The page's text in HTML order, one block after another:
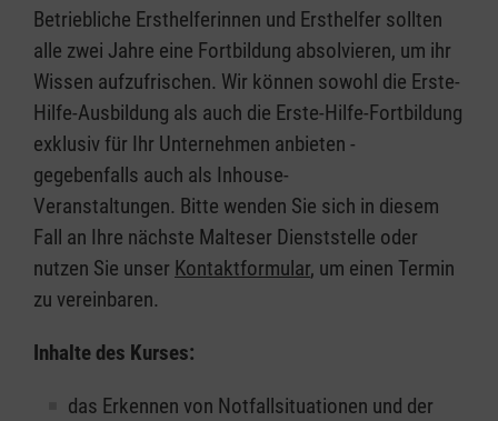
Betriebliche Ersthelferinnen und Ersthelfer sollten
alle zwei Jahre eine Fortbildung absolvieren, um ihr
Wissen aufzufrischen. Wir können sowohl die Erste-
Hilfe-Ausbildung als auch die Erste-Hilfe-Fortbildung
exklusiv für Ihr Unternehmen anbieten -
gegebenfalls auch als Inhouse-
Veranstaltungen. Bitte wenden Sie sich in diesem
Fall an Ihre nächste Malteser Dienststelle oder
nutzen Sie unser Kontaktformular, um einen Termin
zu vereinbaren.
Inhalte des Kurses:
das Erkennen von Notfallsituationen und der